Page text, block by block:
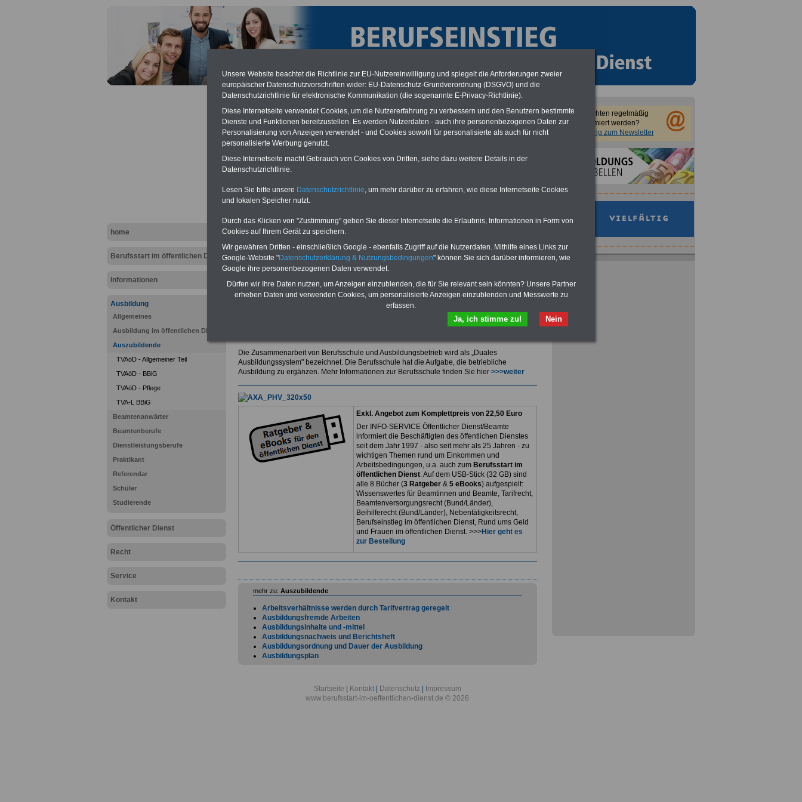
home
Berufsstart im öffentlichen Dienst
Informationen
Ausbildung
Allgemeines
Ausbildung im öffentlichen Dienst
Auszubildende
TVAöD - Allgemeiner Teil
TVAöD - BBiG
TVAöD - Pflege
TVA-L BBiG
Beamtenanwärter
Beamtenberufe
Dienstleistungsberufe
Praktikant
Referendar
Schüler
Studierende
Öffentlicher Dienst
Recht
Service
Kontakt
Duales Ausbildungssystem
Sie interessieren sich für einen Ausbildungsplatz im
OnlineServicefür 10 Euro
wichtigsten Fragen zum Öffentlichen
Sie finden im Portal
OnlineServicezehn OnlineBücher
- lesen
- und/oder ausdrucken.Mehr Infos
Die Zusammenarbeit von Berufsschule und Ausbildungsbetrieb wird als „Duales
Ausbildungssystem" bezeichnet. Die Berufsschule hat die Aufgabe, die betriebliche
Ausbildung zu ergänzen. Mehr Informationen zur Berufsschule finden Sie hier >>>weiter
Exkl. Angebot zum Komplettpreis von 22,50 Euro
Der INFO-SERVICE Öffentlicher Dienst/Beamte
informiert die Beschäftigten des öffentlichen Dienstes
seit dem Jahr 1997 - also seit mehr als 25 Jahren - zu
wichtigen Themen rund um Einkommen und
Arbeitsbedingungen, u.a. auch zum Berufsstart im
öffentlichen Dienst. Auf dem USB-Stick (32 GB) sind
alle 8 Bücher (3 Ratgeber& 5 eBooks) aufgespielt:
Wissenswertes für Beamtinnen und Beamte, Tarifrecht,
Beamtenversorgungsrecht (Bund/Länder),
Beihilferecht (Bund/Länder), Nebentätigkeitsrecht,
Berufseinstieg im öffentlichen Dienst, Rund ums Geld
und Frauen im öffentlichen Dienst. >>>Hier geht es
zur Bestellung
mehr zu: Auszubildende
Arbeitsverhältnisse werden durch Tarifvertrag geregelt
Ausbildungsfremde Arbeiten
Ausbildungsinhalte und -mittel
Ausbildungsnachweis und Berichtsheft
Ausbildungsordnung und Dauer der Ausbildung
Ausbildungsplan
Berufsschulpflicht
Beschäftigungsverbot
Startseite Kontakt Datenschutz
Impressum
www.berufsstart-im-oeffentlichen-dienst.de © 2026
Sie möchten regelmäßig
informiert werden?
Anmeldung zum Newsletter
Unsere Website beachtet die Richtlinie zur EU-Nutzereinwilligung und spiegelt die Anforderungen zweier
europäischer Datenschutzvorschriften wider: EU-Datenschutz-Grundverordnung (DSGVO) und die
Datenschutzrichtlinie für elektronische Kommunikation (die sogenannte E-Privacy-Richtlinie).
Diese Internetseite verwendet Cookies, um die Nutzererfahrung zu verbessern und den Benutzern bestimmte
Dienste und Funktionen bereitzustellen. Es werden Nutzerdaten - auch ihre personenbezogenen Daten zur
Personalisierung von Anzeigen verwendet - und Cookies sowohl für personalisierte als auch für nicht
personalisierte Werbung genutzt.
Diese Internetseite macht Gebrauch von Cookies von Dritten, siehe dazu weitere Details in der
Datenschutzrichtlinie.
Lesen Sie bitte unsere Datenschutzrichtlinie , um mehr darüber zu erfahren, wie diese Internetseite Cookies
und lokalen Speicher nutzt.
Durch das Klicken von "Zustimmung" geben Sie dieser Internetseite die Erlaubnis, Informationen in Form von
Cookies auf Ihrem Gerät zu speichern.
Wir gewähren Dritten - einschließlich Google - ebenfalls Zugriff auf die Nutzerdaten. Mithilfe eines Links zur
Google-Website "Datenschutzerklärung & Nutzungsbedingungen" können Sie sich darüber informieren, wie
Google ihre personenbezogenen Daten verwendet.
Dürfen wir Ihre Daten nutzen, um Anzeigen einzublenden, die für Sie relevant sein könnten? Unsere Partner
erheben Daten und verwenden Cookies, um personalisierte Anzeigen einzublenden und Messwerte zu
erfassen.
Nein
Ja, ich stimme zu!